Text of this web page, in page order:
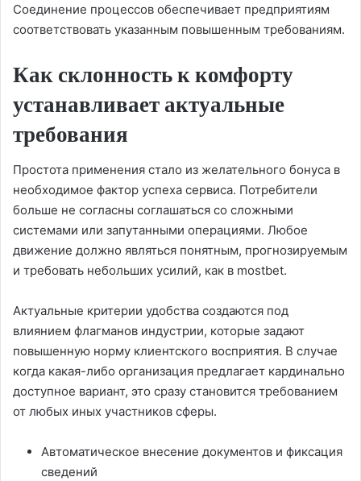
Соединение процессов обеспечивает предприятиям
соответствовать указанным повышенным требованиям.
Как склонность к комфорту
устанавливает актуальные
требования
Простота применения стало из желательного бонуса в
необходимое фактор успеха сервиса. Потребители
больше не согласны соглашаться со сложными
системами или запутанными операциями. Любое
движение должно являться понятным, прогнозируемым
и требовать небольших усилий, как в mostbet.
Актуальные критерии удобства создаются под
влиянием флагманов индустрии, которые задают
повышенную норму клиентского восприятия. В случае
когда какая-либо организация предлагает кардинально
доступное вариант, это сразу становится требованием
от любых иных участников сферы.
Автоматическое внесение документов и фиксация
сведений